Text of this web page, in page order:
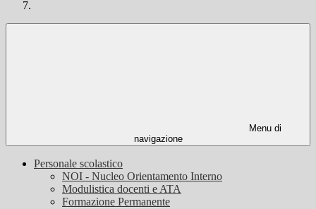
Menu di
navigazione
Personale scolastico
NOI - Nucleo Orientamento Interno
Modulistica docenti e ATA
Formazione Permanente